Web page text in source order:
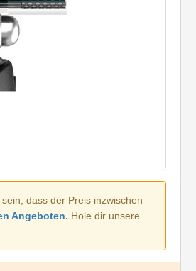
dass der Preis inzwischen
Angeboten. Hole dir unsere